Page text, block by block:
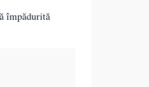
împădurită